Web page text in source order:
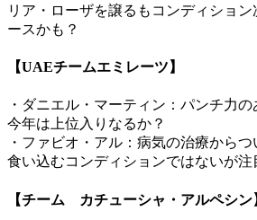
リア・ローザを譲るもコンディショ
ースかも？
【UAEチームエミレーツ】
・ダニエル・マーティン：パンチ力の
今年は上位入りなるか？
・ファビオ・アル：病気の治療から
食い込むコンディションではないが注
【チーム カチューシャ・アルペシン